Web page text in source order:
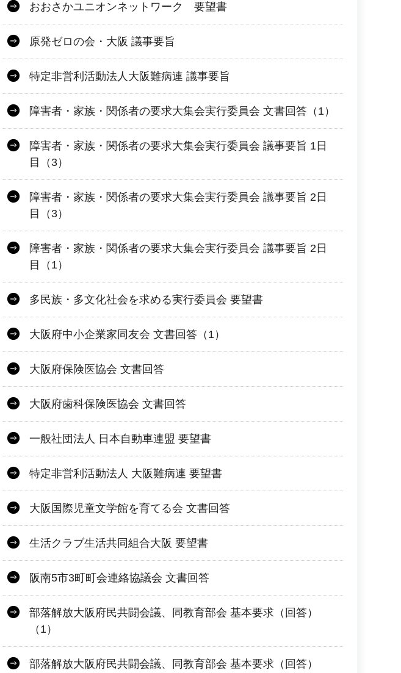
おおさかユニオンネットワーク 要望書
原発ゼロの会・大阪 議事要旨
特定非営利活動法人大阪難病連 議事要旨
障害者・家族・関係者の要求大集会実行委員会 文書回答（1）
障害者・家族・関係者の要求大集会実行委員会 議事要旨 1日
目（3）
障害者・家族・関係者の要求大集会実行委員会 議事要旨 2日
目（3）
障害者・家族・関係者の要求大集会実行委員会 議事要旨 2日
目（1）
多民族・多文化社会を求める実行委員会 要望書
大阪府中小企業家同友会 文書回答（1）
大阪府保険医協会 文書回答
大阪府歯科保険医協会 文書回答
一般社団法人 日本自動車連盟 要望書
特定非営利活動法人 大阪難病連 要望書
大阪国際児童文学館を育てる会 文書回答
生活クラブ生活共同組合大阪 要望書
阪南5市3町町会連絡協議会 文書回答
部落解放大阪府民共闘会議、同教育部会 基本要求（回答）
（1）
部落解放大阪府民共闘会議、同教育部会 基本要求（回答）